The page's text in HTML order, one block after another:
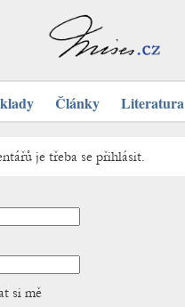
Články Literatura
je třeba se přihlásit.
si mě